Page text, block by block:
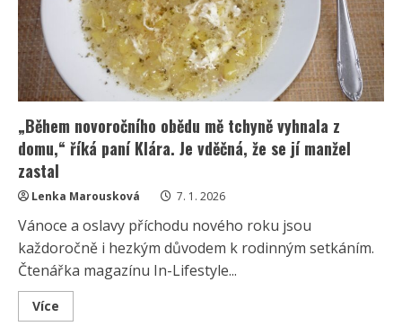
„Během novoročního obědu mě tchyně vyhnala z
domu,“ říká paní Klára. Je vděčná, že se jí manžel
zastal
Lenka Marousková 7. 1. 2026
Vánoce a oslavy příchodu nového roku jsou
každoročně i hezkým důvodem k rodinným setkáním.
Čtenářka magazínu In-Lifestyle...
Více
more